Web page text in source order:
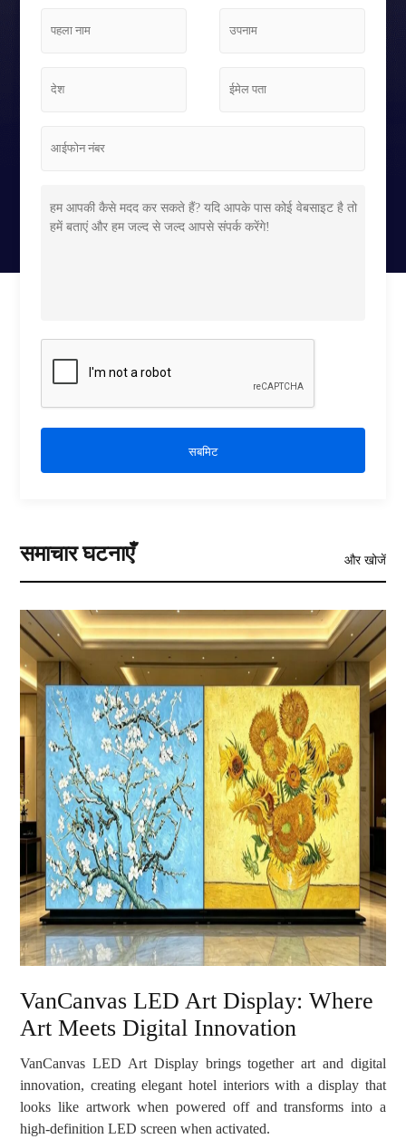
सबमिट
समाचार घटनाएँ और खोजें
VanCanvas LED Art Display: Where
Art Meets Digital Innovation
VanCanvas LED Art Display brings together art and digital
innovation, creating elegant hotel interiors with a display that
looks like artwork when powered off and transforms into a
high-definition LED screen when activated.